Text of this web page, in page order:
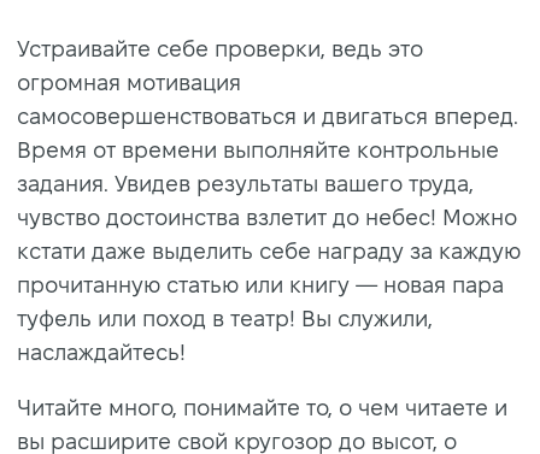
Устраивайте себе проверки, ведь это
огромная мотивация
самосовершенствоваться и двигаться вперед.
Время от времени выполняйте контрольные
задания. Увидев результаты вашего труда,
чувство достоинства взлетит до небес! Можно
кстати даже выделить себе награду за каждую
прочитанную статью или книгу — новая пара
туфель или поход в театр! Вы служили,
наслаждайтесь!
Читайте много, понимайте то, о чем читаете и
вы расширите свой кругозор до высот, о